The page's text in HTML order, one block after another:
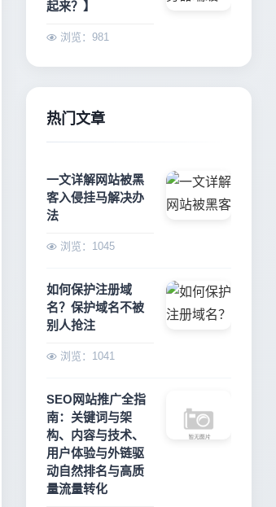
起来？】
浏览：981
热门文章
一文详解网站被黑
客入侵挂马解决办
法
浏览：1045
如何保护注册域
名？保护域名不被
别人抢注
浏览：1041
SEO网站推广全指
南：关键词与架
构、内容与技术、
用户体验与外链驱
动自然排名与高质
量流量转化